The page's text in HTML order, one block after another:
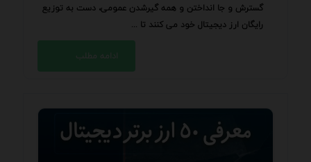
گسترش و جا انداختن و همه گیرشدن عمومی، دست به توزیع
رایگان ارز دیجیتال خود می کنند تا ...
ادامه مطلب